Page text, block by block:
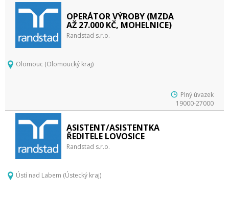
OPERÁTOR VÝROBY (MZDA
AŽ 27.000 KČ, MOHELNICE)
Randstad s.r.o.
Olomouc (Olomoucký kraj)
Plný úvazek
19000-27000
ASISTENT/ASISTENTKA
ŘEDITELE LOVOSICE
Randstad s.r.o.
Ústí nad Labem (Ústecký kraj)